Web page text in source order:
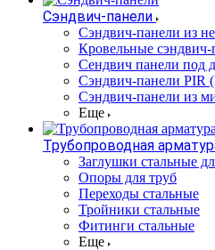
Сэндвич-панели
Cэндвич-панели из
Кровельные сэндвич-
Сендвич панели под
Сэндвич-панели PIR
Сэндвич-панели из
Еще
Трубопроводная
Заглушки стальные
Опоры для труб
Переходы стальные
Тройники стальные
Фитинги стальные
Еще